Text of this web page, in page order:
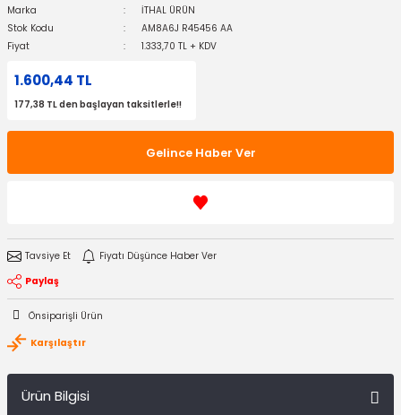
Marka
İTHAL ÜRÜN
Stok Kodu
AM8A6J R45456 AA
Fiyat
1.333,70 TL + KDV
1.600,44 TL
177,38 TL den başlayan taksitlerle!!
Gelince Haber Ver
Tavsiye Et
Fiyatı Düşünce Haber Ver
Paylaş
Önsiparişli Ürün
Karşılaştır
Ürün Bilgisi